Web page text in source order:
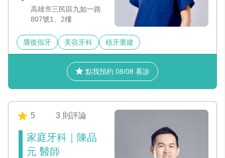
高雄市三民區九如一路
807號1、2樓
贗復假牙 美容牙科 植牙重建
點我預約 08/08 看診
5 3 則評論
家庭牙科｜陳品
元 醫師